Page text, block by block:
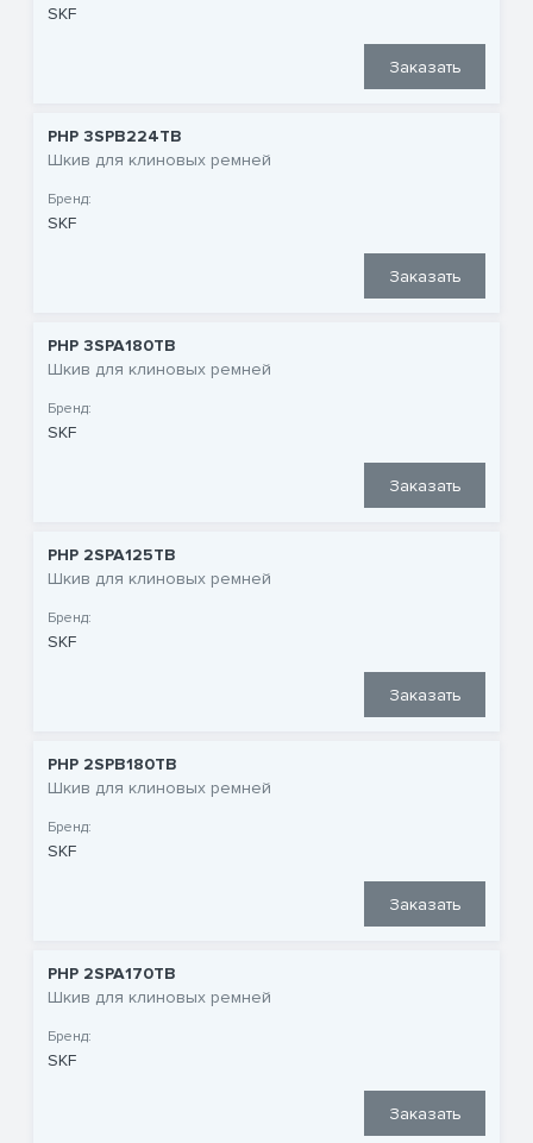
SKF
Заказать
PHP 3SPB224TB
Шкив для клиновых ремней
Бренд:
SKF
Заказать
PHP 3SPA180TB
Шкив для клиновых ремней
Бренд:
SKF
Заказать
PHP 2SPA125TB
Шкив для клиновых ремней
Бренд:
SKF
Заказать
PHP 2SPB180TB
Шкив для клиновых ремней
Бренд:
SKF
Заказать
PHP 2SPA170TB
Шкив для клиновых ремней
Бренд:
SKF
Заказать